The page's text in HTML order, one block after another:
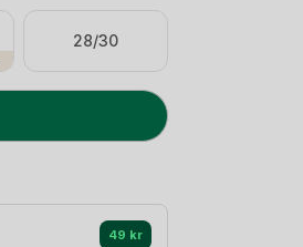
28/30
49 kr